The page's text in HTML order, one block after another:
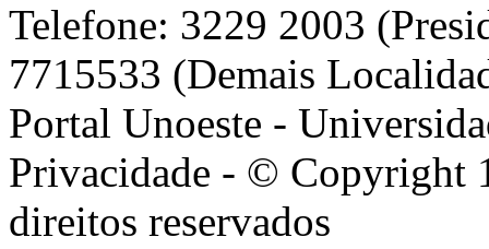
Telefone: 3229 2003
7715533 (Demais
Portal Unoeste -
Privacidade - © Copyright
direitos reservados